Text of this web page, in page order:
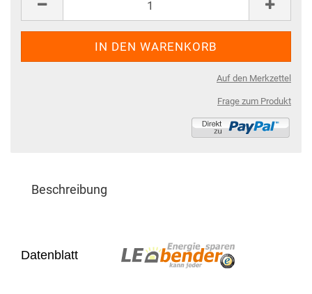
Auf den Merkzettel
Frage zum Produkt
Beschreibung
Datenblatt